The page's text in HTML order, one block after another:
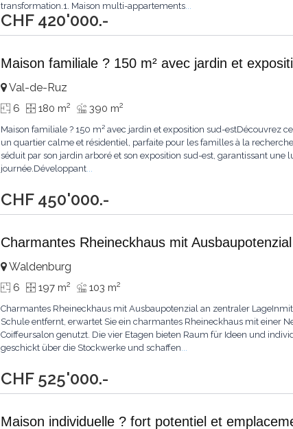
CHF 420'000.-
transformation.1. Maison multi-appartements...
Maison familiale ? 150 m² avec jardin et
CHF 450'000.-
Val-de-Ruz
6 180 m2 390 m2
Maison familiale ? 150 m² avec jardin et exposition sud-estDécouvrez
un quartier calme et résidentiel, parfaite pour les familles à la
séduit par son jardin arboré et son exposition sud-est, garantissant
journée.Développant...
Charmantes Rheineckhaus mit
CHF 525'000.-
Waldenburg
6 197 m2 103 m2
Charmantes Rheineckhaus mit Ausbaupotenzial an zentraler
Schule entfernt, erwartet Sie ein charmantes Rheineckhaus mit einer
Coiffeursalon genutzt. Die vier Etagen bieten Raum für Ideen und
geschickt über die Stockwerke und schaffen...
Maison individuelle ? fort potentiel et